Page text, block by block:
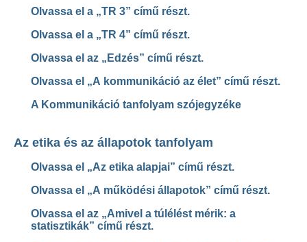
Olvassa el a „TR 3” című részt.
Olvassa el a „TR 4” című részt.
Olvassa el az „Edzés” című részt.
Olvassa el „A kommunikáció az élet” című részt.
A Kommunikáció tanfolyam szójegyzéke
Az etika és az állapotok tanfolyam
Olvassa el „Az etika alapjai” című részt.
Olvassa el „A működési állapotok” című részt.
Olvassa el az „Amivel a túlélést mérik: a
statisztikák” című részt.